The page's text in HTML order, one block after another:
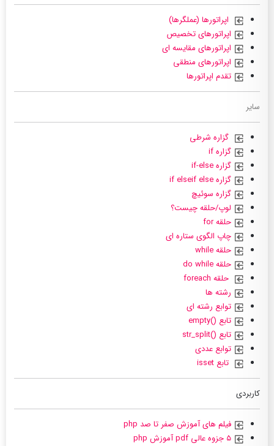
اپراتورها (عملگرها)
اپراتورهای تخصیص
اپراتورهای مقایسه ای
اپراتورهای منطقی
تقدم اپراتورها
سایر
گزاره شرطی
گزاره if
گزاره if-else
گزاره if elseif else
گزاره سوئیچ
لوپ/حلقه چیست؟
حلقه for
چاپ الگوی ستاره ای
حلقه while
حلقه do while
حلقه foreach
رشته ها
توابع رشته ای
تابع ()empty
تابع ()str_split
توابع عددی
تابع isset
کاربردی
فیلم های آموزش صفر تا صد php